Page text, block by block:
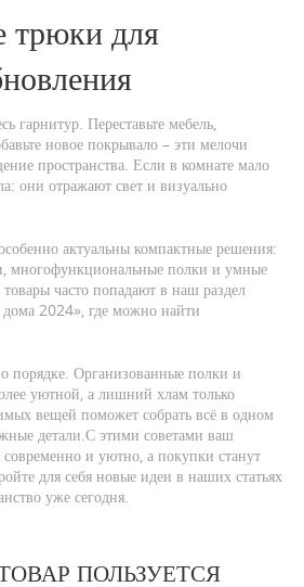
трюки для
гарнитур. Переставьте мебель,
новое покрывало – эти мелочи
пространства. Если в комнате мало
они отражают свет и визуально
актуальны компактные решения:
многофункциональные полки и умные
часто попадают в наш раздел
2024», где можно найти
порядке. Организованные полки и
уютной, а лишний хлам только
вещей поможет собрать всё в одном
детали.С этими советами ваш
современно и уютно, а покупки станут
для себя новые идеи в наших статьях
уже сегодня.
ПОЛЬЗУЕТСЯ